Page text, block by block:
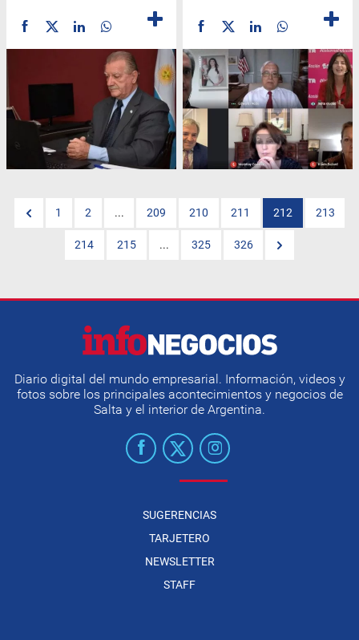
1 2 ... 209 210 211 212 213
214 215 ... 325 326
Diario digital del mundo empresarial. Información, videos y
fotos sobre los principales acontecimientos y negocios de
Salta y el interior de Argentina.
SUGERENCIAS
TARJETERO
NEWSLETTER
STAFF